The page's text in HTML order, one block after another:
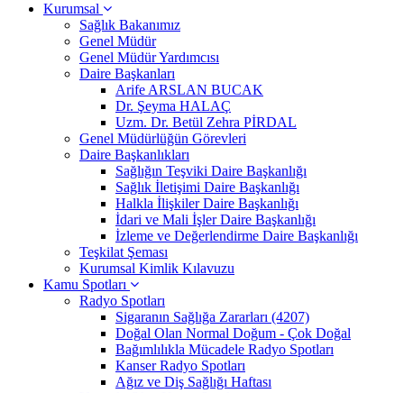
Kurumsal
Sağlık Bakanımız
Genel Müdür
Genel Müdür Yardımcısı
Daire Başkanları
Arife ARSLAN BUCAK
Dr. Şeyma HALAÇ
Uzm. Dr. Betül Zehra PİRDAL
Genel Müdürlüğün Görevleri
Daire Başkanlıkları
Sağlığın Teşviki Daire Başkanlığı
Sağlık İletişimi Daire Başkanlığı
Halkla İlişkiler Daire Başkanlığı
İdari ve Mali İşler Daire Başkanlığı
İzleme ve Değerlendirme Daire Başkanlığı
Teşkilat Şeması
Kurumsal Kimlik Kılavuzu
Kamu Spotları
Radyo Spotları
Sigaranın Sağlığa Zararları (4207)
Doğal Olan Normal Doğum - Çok Doğal
Bağımlılıkla Mücadele Radyo Spotları
Kanser Radyo Spotları
Ağız ve Diş Sağlığı Haftası